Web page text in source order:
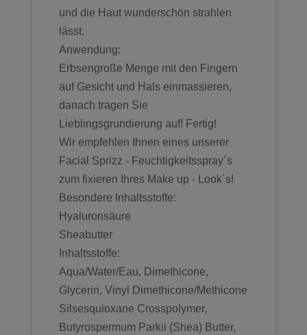
und die Haut wunderschön strahlen
lässt.
Anwendung:
Erbsengroße Menge mit den Fingern
auf Gesicht und Hals einmassieren,
danach tragen Sie
Lieblingsgrundierung auf! Fertig!
Wir empfehlen Ihnen eines unserer
Facial Sprizz - Feuchtigkeitsspray´s
zum fixieren Ihres Make up - Look´s!
Besondere Inhaltsstoffe:
Hyaluronsäure
Sheabutter
Inhaltsstoffe:
Aqua/Water/Eau, Dimethicone,
Glycerin, Vinyl Dimethicone/Methicone
Silsesquioxane Crosspolymer,
Butyrospermum Parkii (Shea) Butter,